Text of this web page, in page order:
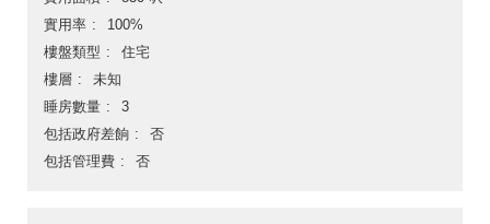
實用率
100%
樓盤類型
住宅
樓層
未知
睡房數量
3
包括政府差餉
否
包括管理費
否